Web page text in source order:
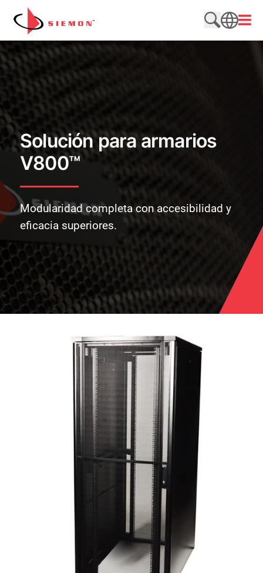
Saltar al contenido
Buscar en
Abrir
SEARCH
Solución para armarios
V800™
Modularidad completa con accesibilidad y
eficacia superiores.